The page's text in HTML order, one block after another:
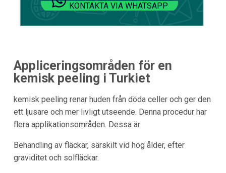
KONTAKTA VIA WHATSAPP
Appliceringsområden för en
kemisk peeling i Turkiet
kemisk peeling renar huden från döda celler och ger den
ett ljusare och mer livligt utseende. Denna procedur har
flera applikationsområden. Dessa är:
Behandling av fläckar, särskilt vid hög ålder, efter
graviditet och solfläckar.